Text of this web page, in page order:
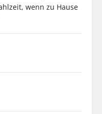
wenn zu Hause